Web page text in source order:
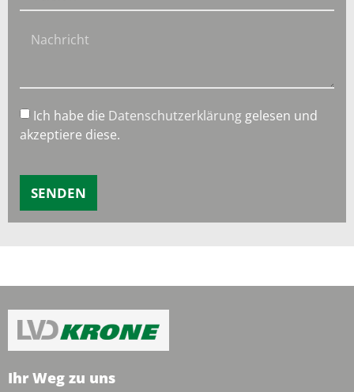
Ich habe die Datenschutzerklärung gelesen und
akzeptiere diese.
SENDEN
Ihr Weg zu uns